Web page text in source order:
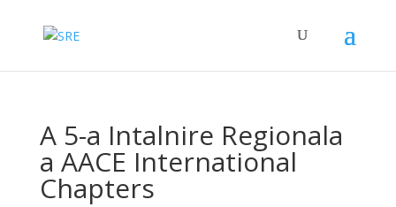
A 5-a Intalnire Regionala
a AACE International
Chapters